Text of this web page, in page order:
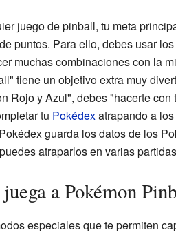
juego de pinball, tu meta
puntos. Para ello, debes usar
muchas combinaciones con la
tiene un objetivo extra muy
Rojo y Azul", debes "hacerte con
tu Pokédexatrapando a
guarda los datos de los
atraparlos en varias
a Pokémon
especiales que te permiten